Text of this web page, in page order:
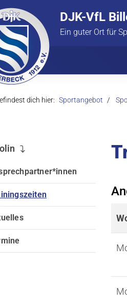
DJK-VfL
Ein guter Ort für
dich hier: Sportangebot